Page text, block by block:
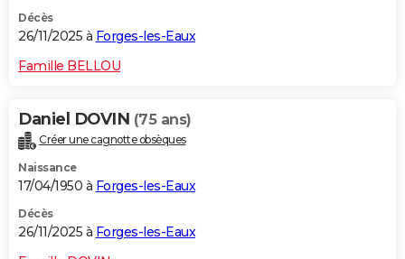
Décès
26/11/2025 à Forges-les-Eaux
Famille BELLOU
Daniel DOVIN (75 ans)
Créer une cagnotte obsèques
Naissance
17/04/1950 à Forges-les-Eaux
Décès
26/11/2025 à Forges-les-Eaux